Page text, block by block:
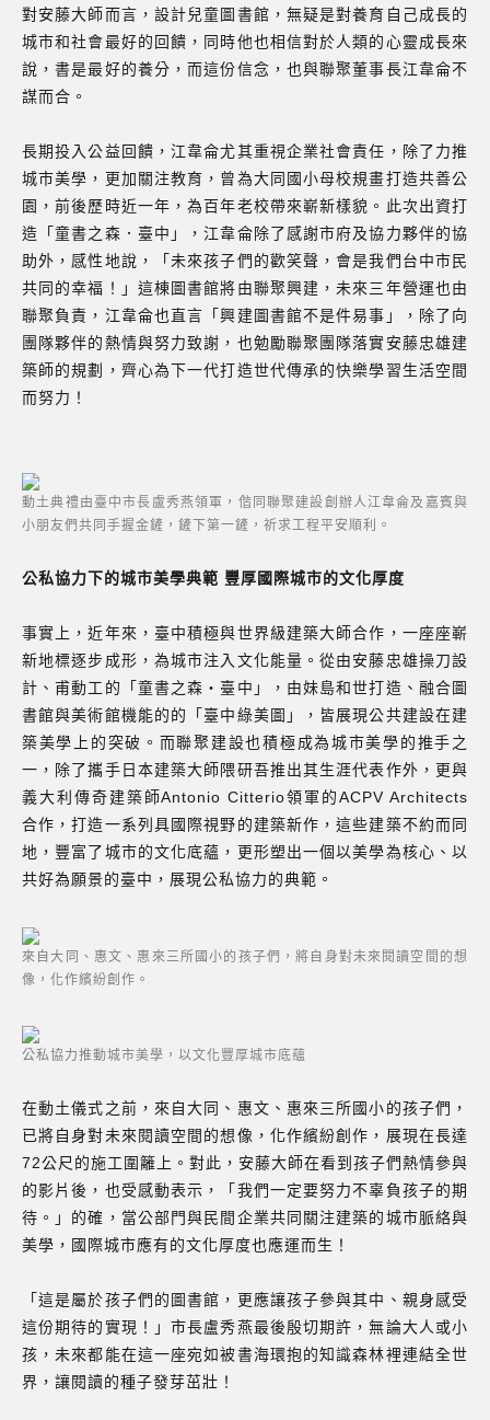
對安藤大師而言，設計兒童圖書館，無疑是對養育自己成長的
城市和社會最好的回饋，同時他也相信對於人類的心靈成長來
說，書是最好的養分，而這份信念，也與聯聚董事長江韋侖不
謀而合。
長期投入公益回饋，江韋侖尤其重視企業社會責任，除了力推
城市美學，更加關注教育，曾為大同國小母校規畫打造共善公
園，前後歷時近一年，為百年老校帶來嶄新樣貌。此次出資打
造「童書之森．臺中」，江韋侖除了感謝市府及協力夥伴的協
助外，感性地說，「未來孩子們的歡笑聲，會是我們台中市民
共同的幸福！」這棟圖書館將由聯聚興建，未來三年營運也由
聯聚負責，江韋侖也直言「興建圖書館不是件易事」，除了向
團隊夥伴的熱情與努力致謝，也勉勵聯聚團隊落實安藤忠雄建
築師的規劃，齊心為下一代打造世代傳承的快樂學習生活空間
而努力！
動土典禮由臺中市長盧秀燕領軍，偕同聯聚建設創辦人江韋侖及嘉賓與
小朋友們共同手握金鏟，鏟下第一鏟，祈求工程平安順利。
公私協力下的城市美學典範 豐厚國際城市的文化厚度
事實上，近年來，臺中積極與世界級建築大師合作，一座座嶄
新地標逐步成形，為城市注入文化能量。從由安藤忠雄操刀設
計、甫動工的「童書之森・臺中」，由妹島和世打造、融合圖
書館與美術館機能的的「臺中綠美圖」，皆展現公共建設在建
築美學上的突破。而聯聚建設也積極成為城市美學的推手之
一，除了攜手日本建築大師隈研吾推出其生涯代表作外，更與
義大利傳奇建築師Antonio Citterio領軍的ACPV Architects
合作，打造一系列具國際視野的建築新作，這些建築不約而同
地，豐富了城市的文化底蘊，更形塑出一個以美學為核心、以
共好為願景的臺中，展現公私協力的典範。
來自大同、惠文、惠來三所國小的孩子們，將自身對未來閱讀空間的想
像，化作繽紛創作。
公私協力推動城市美學，以文化豐厚城市底蘊
在動土儀式之前，來自大同、惠文、惠來三所國小的孩子們，
已將自身對未來閱讀空間的想像，化作繽紛創作，展現在長達
72公尺的施工圍籬上。對此，安藤大師在看到孩子們熱情參與
的影片後，也受感動表示，「我們一定要努力不辜負孩子的期
待。」的確，當公部門與民間企業共同關注建築的城市脈絡與
美學，國際城市應有的文化厚度也應運而生！
「這是屬於孩子們的圖書館，更應讓孩子參與其中、親身感受
這份期待的實現！」市長盧秀燕最後殷切期許，無論大人或小
孩，未來都能在這一座宛如被書海環抱的知識森林裡連結全世
界，讓閱讀的種子發芽茁壯！